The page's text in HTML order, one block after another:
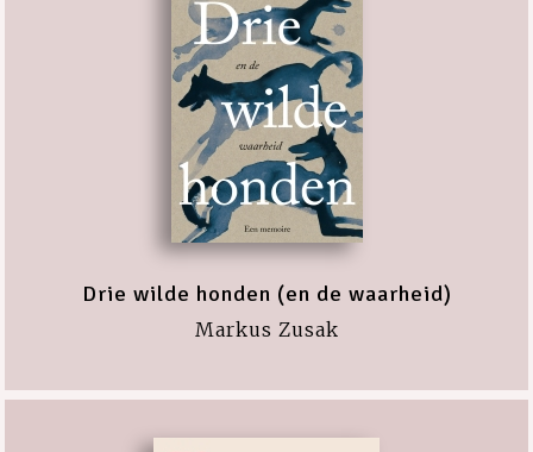
Drie wilde honden (en de waarheid)
Markus Zusak